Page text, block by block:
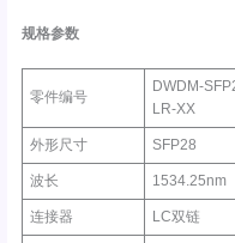
规格参数
零件编号
DWDM-
LR-XX
外形尺寸 SFP28
波长 1534.25nm
连接器 LC双链